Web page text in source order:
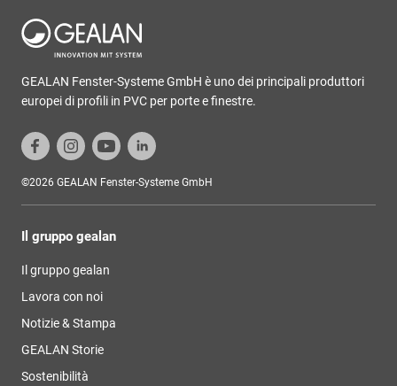
GEALAN Fenster-Systeme GmbH è uno dei principali produttori
europei di profili in PVC per porte e finestre.
©2026 GEALAN Fenster-Systeme GmbH
Il gruppo gealan
Il gruppo gealan
Lavora con noi
Notizie & Stampa
GEALAN Storie
Sostenibilità